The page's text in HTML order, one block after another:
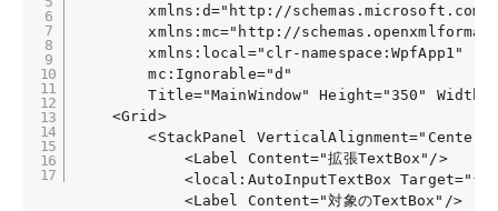
xmlns:d="http://schemas.microsoft.com/
xmlns:mc="http://
        xmlns:local="clr-namespace:WpfApp1"
        mc:Ignorable="d"
Title="MainWindow" Height="350"
    <Grid>
<StackPanel
            <Label Content="拡張TextBox"/>
<local:AutoInputTextBox
            <Label Content="対象のTextBox"/>